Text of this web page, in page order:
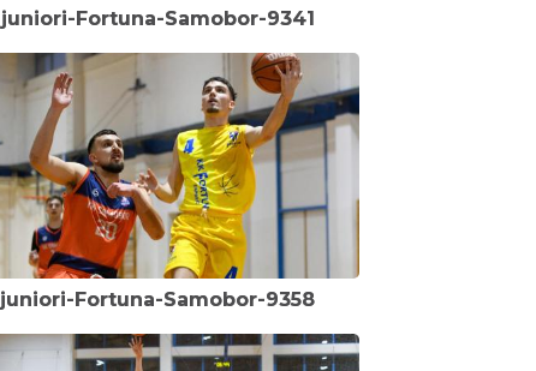
juniori-Fortuna-Samobor-9341
juniori-Fortuna-Samobor-9358